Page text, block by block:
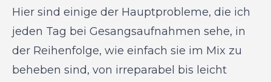
Hier sind einige der Hauptprobleme, die ich
jeden Tag bei Gesangsaufnahmen sehe, in
der Reihenfolge, wie einfach sie im Mix zu
beheben sind, von irreparabel bis leicht